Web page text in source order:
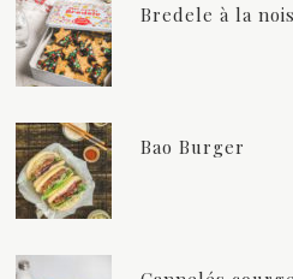
Bredele à la
Bao Burger